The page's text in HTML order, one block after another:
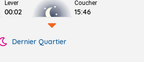
Lever
00:02
Coucher
15:46
Dernier Quartier